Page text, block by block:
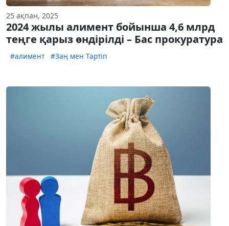
25 ақпан, 2025
2024 жылы алимент бойынша 4,6 млрд
теңге қарыз өндірілді – Бас прокуратура
#алимент #Заң мен Тәртіп